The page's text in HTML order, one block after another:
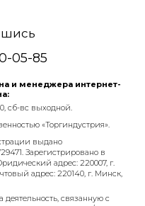
05-85
и менеджера интернет-
сб-вс выходной.
«Торгиндустрия».
выдано
Зарегистрировано в
адрес: 220007, г.
адрес: 220140, г. Минск,
связанную с